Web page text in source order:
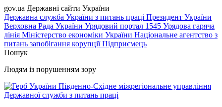
gov.ua Державні сайти України
Державна служба України з питань праці Президент України
Верховна Рада України Урядовий портал 1545 Урядова гаряча
лінія Міністерство економіки України Національне агентство з
питань запобігання корупціїПідприємець
Пошук
Людям із порушенням зору
Південно-Східне міжрегіональне управління
Державної служби з питань праці